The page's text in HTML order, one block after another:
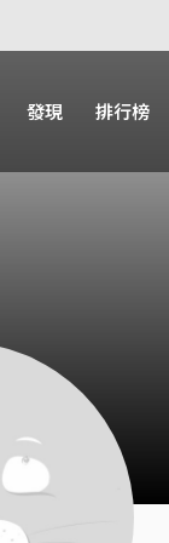
發現 排行榜